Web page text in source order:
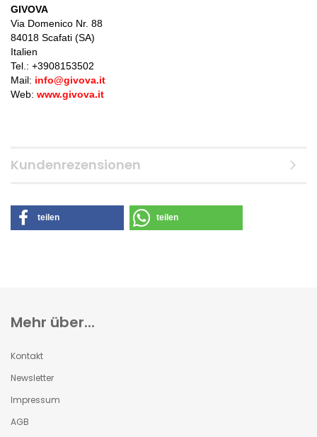
GIVOVA
Via Domenico Nr. 88
84018 Scafati (SA)
Italien
Tel.: +3908153502
Mail: info@givova.it
Web: www.givova.it
Kundenrezensionen
teilen teilen
Mehr über...
Kontakt
Newsletter
Impressum
AGB